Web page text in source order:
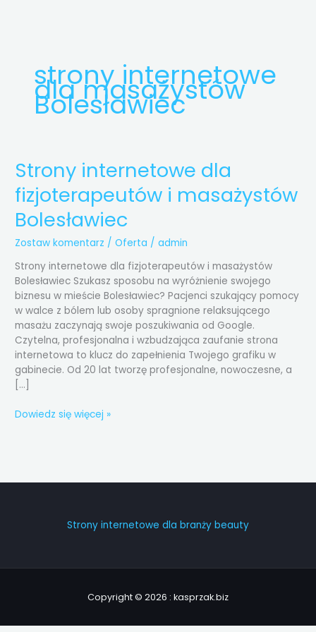
strony internetowe
dla masażystów
Bolesławiec
Strony internetowe dla
fizjoterapeutów i masażystów
Bolesławiec
Zostaw komentarz /Oferta /admin
Strony internetowe dla fizjoterapeutów i masażystów
Bolesławiec Szukasz sposobu na wyróżnienie swojego
biznesu w mieście Bolesławiec? Pacjenci szukający pomocy
w walce z bólem lub osoby spragnione relaksującego
masażu zaczynają swoje poszukiwania od Google.
Czytelna, profesjonalna i wzbudzająca zaufanie strona
internetowa to klucz do zapełnienia Twojego grafiku w
gabinecie. Od 20 lat tworzę profesjonalne, nowoczesne, a
[…]
Strony
internetowe
dla
fizjoterapeutów
i
masażystów
Dowiedz się więcej »
Strony internetowe dla branży beauty
Copyright © 2026 : kasprzak.biz